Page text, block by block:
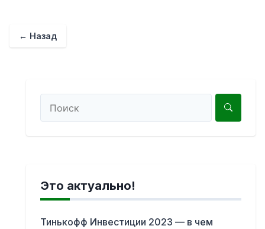
← Назад
Это актуально!
Тинькофф Инвестиции 2023 — в чем